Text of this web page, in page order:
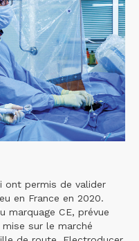
ont permis de valider
en France en 2020.
marquage CE, prévue
sur le marché